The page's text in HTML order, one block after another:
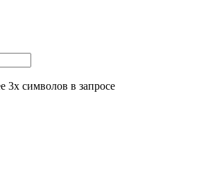
3х символов в запросе